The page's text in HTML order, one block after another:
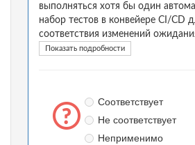
выполняться хотя бы один
набор тестов в конвейере CI/CD
соответствия изменений
Показать подробности
Соответствует
Не соответствует
Неприменимо